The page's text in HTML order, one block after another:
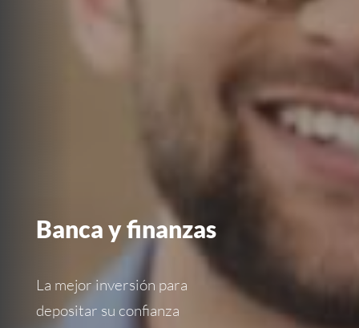
Banca y finanzas
La mejor inversión para
depositar su confianza